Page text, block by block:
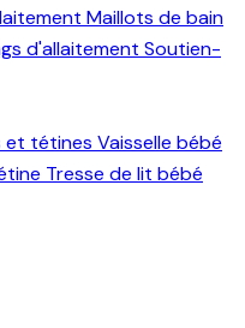
Maillots de bain
d'allaitement Soutien-
et tétines Vaisselle bébé
Tresse de lit bébé